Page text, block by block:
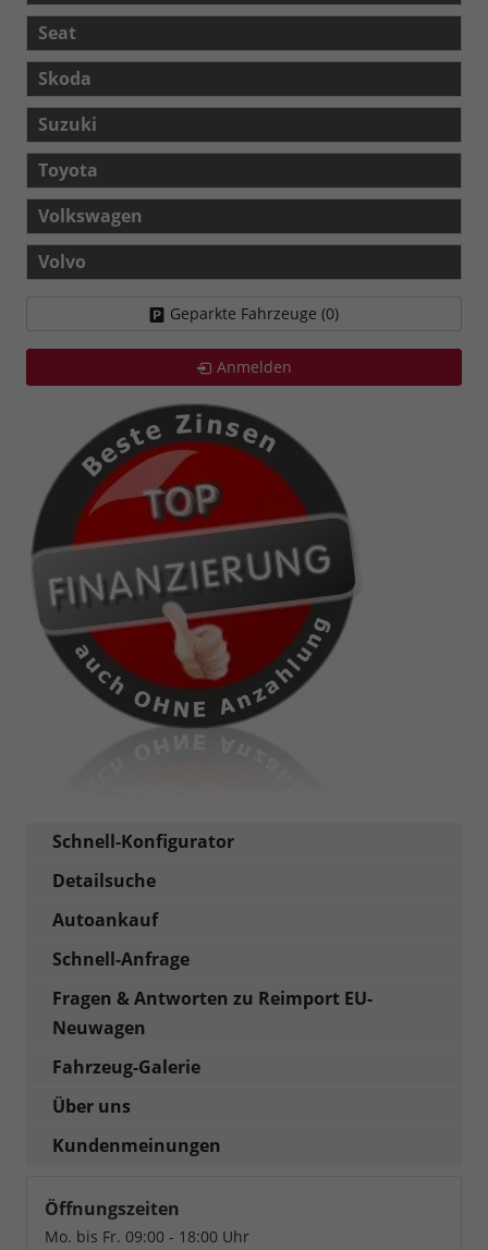
Seat
Skoda
Suzuki
Toyota
Volkswagen
Volvo
Geparkte Fahrzeuge (0)
Anmelden
Schnell-Konfigurator
Detailsuche
Autoankauf
Schnell-Anfrage
Fragen & Antworten zu Reimport EU-
Neuwagen
Fahrzeug-Galerie
Über uns
Kundenmeinungen
Öffnungszeiten
Mo. bis Fr. 09:00 - 18:00 Uhr